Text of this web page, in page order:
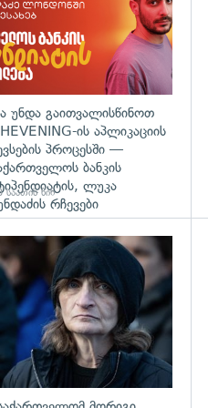
უნდა გაითვალისწინოთ
ის აპლიკაციის
პროცესში —
ბანკის
ლუკა
რჩევები
საათის წინ